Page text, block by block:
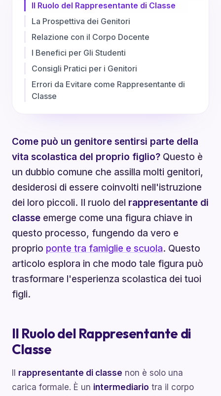
Il Ruolo del Rappresentante di Classe
La Prospettiva dei Genitori
Relazione con il Corpo Docente
I Benefici per Gli Studenti
Consigli Pratici per i Genitori
Errori da Evitare come Rappresentante di
Classe
Come può un genitore sentirsi parte della
vita scolastica del proprio figlio? Questo è
un dubbio comune che assilla molti genitori,
desiderosi di essere coinvolti nell'istruzione
dei loro piccoli. Il ruolo del rappresentante di
classe emerge come una figura chiave in
questo processo, fungendo da vero e
proprio ponte tra famiglie e scuola. Questo
articolo esplora in che modo tale figura può
trasformare l'esperienza scolastica dei tuoi
figli.
Il Ruolo del Rappresentante di
Classe
rappresentante di classe non è solo una
carica formale. È un intermediario tra il corpo